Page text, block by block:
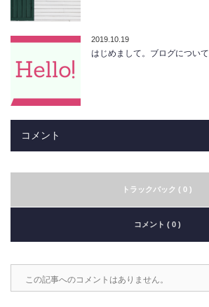
2019.10.19
はじめまして。ブログについて
コメント
トラックバック ( 0 )
コメント ( 0 )
この記事へのコメントはありません。